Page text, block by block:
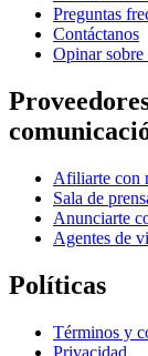
Preguntas
Contáctanos
Opinar
Afiliarte con
Sala de
Anunciarte
Agentes de
Políticas
Términos y
Privacidad